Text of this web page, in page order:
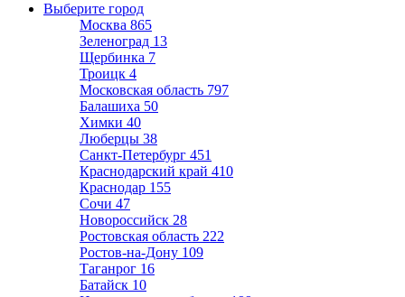
Выберите город
Москва 865
Зеленоград 13
Щербинка 7
Троицк 4
Московская область 797
Балашиха 50
Химки 40
Люберцы 38
Санкт-Петербург 451
Краснодарский край 410
Краснодар 155
Сочи 47
Новороссийск 28
Ростовская область 222
Ростов-на-Дону 109
Таганрог 16
Батайск 10